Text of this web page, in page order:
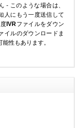
- このような場合は、
人にもう一度送信して
IVRファイルをダウン
イルのダウンロードま
性もあります。